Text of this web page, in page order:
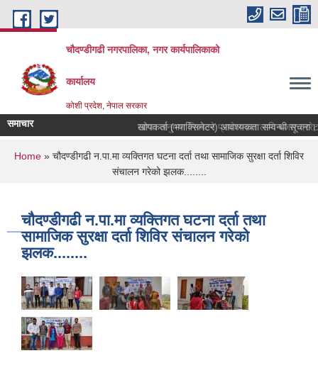
Skip to main content
चौदण्डीगढी नगरपालिका, नगर कार्यपालिकाको
कार्यालय
कोशी प्रदेश, नेपाल सरकार
समाचार खोपकर्ता (भ्याक्सिनेटर) आवश्यकता सम्वन्धी सूचना।
You are here
Home » चौदण्डीगढी न.पा.मा व्यक्तिगत घटना दर्ता तथा सामाजिक सुरक्षा दर्ता शिविर
संचालन गरेको झलक........
चौदण्डीगढी न.पा.मा व्यक्तिगत घटना दर्ता तथा
सामाजिक सुरक्षा दर्ता शिविर संचालन गरेको
झलक........